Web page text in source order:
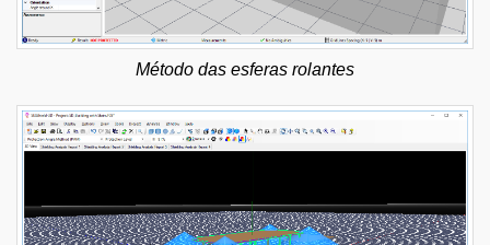
Método das esferas rolantes